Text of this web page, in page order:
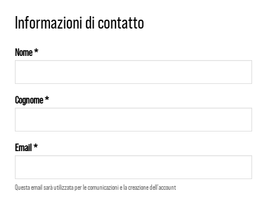
Informazioni di contatto
Nome *
Cognome *
Email *
Questa email sarà utilizzata per le comunicazioni e la creazione dell'account